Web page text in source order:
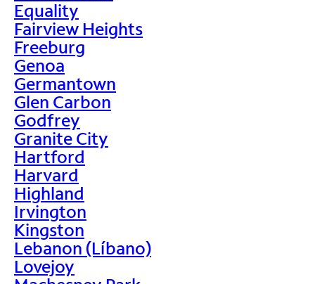
Equality
Fairview Heights
Freeburg
Genoa
Germantown
Glen Carbon
Godfrey
Granite City
Hartford
Harvard
Highland
Irvington
Kingston
Lebanon (Líbano)
Lovejoy